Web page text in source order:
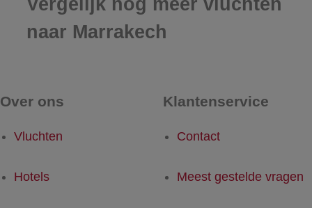
Vergelijk nog meer vluchten
naar Marrakech
Over ons
Vluchten
Hotels
Klantenservice
Contact
Meest gestelde vragen